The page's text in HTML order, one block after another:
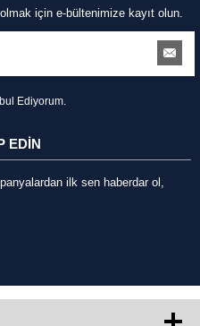
için e-bültenimize kayıt olun.
Ediyorum.
EDİN
ilk sen haberdar ol,